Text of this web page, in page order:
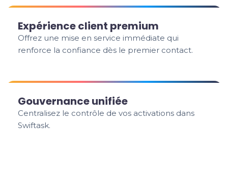
Expérience client premium
Offrez une mise en service immédiate qui
renforce la confiance dès le premier contact.
Gouvernance unifiée
Centralisez le contrôle de vos activations dans
Swiftask.